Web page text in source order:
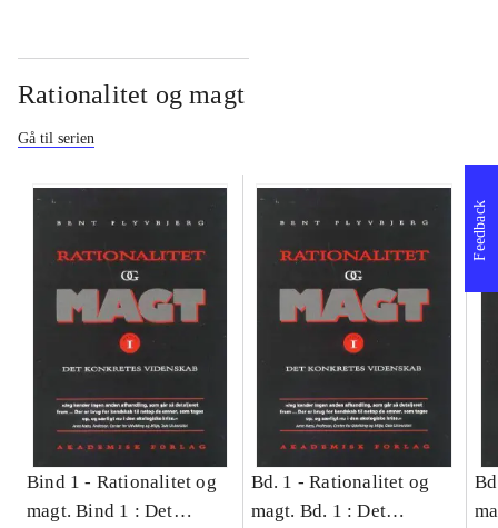
Rationalitet og magt
Gå til serien
Bind 1 - Rationalitet og
magt. Bind 1 : Det
Bd. 1 -Rationalitet og
magt. Bd. 1 : Det
Feedback